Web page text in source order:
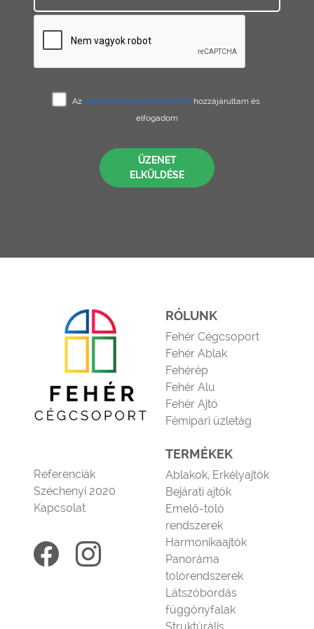
Az adatvédelmi nyilatkozathoz hozzájárultam és
elfogadom
ÜZENET
ELKÜLDÉSE
RÓLUNK
Fehér Cégcsoport
Fehér Ablak
Fehérép
Fehér Alu
Fehér Ajtó
Fémipari üzletág
Referenciák
Széchenyi 2020
Kapcsolat
TERMÉKEK
Ablakok, Erkélyajtók
Bejárati ajtók
Emelő-toló
rendszerek
Harmonikaajtók
Panoráma
tolórendszerek
Látszóbordás
függönyfalak
Struktúrális